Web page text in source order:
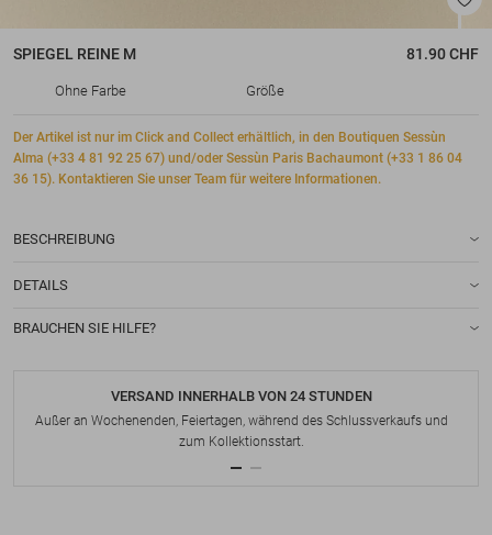
SPIEGEL REINE M 81.90 CHF
Ohne Farbe Größe
Der Artikel ist nur im Click and Collect erhältlich, in den Boutiquen Sessùn
Alma (+33 4 81 92 25 67) und/oder Sessùn Paris Bachaumont (+33 1 86 04
36 15). Kontaktieren Sie unser Team für weitere Informationen.
BESCHREIBUNG
DETAILS
BRAUCHEN SIE HILFE?
VERSAND INNERHALB VON 24 STUNDEN
Außer an Wochenenden, Feiertagen, während des Schlussverkaufs und
zum Kollektionsstart.